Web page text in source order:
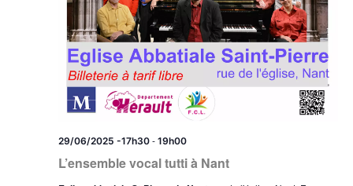
L’ensemble vocal tutti à Nant
29/06/2025 -17h30- 19h00